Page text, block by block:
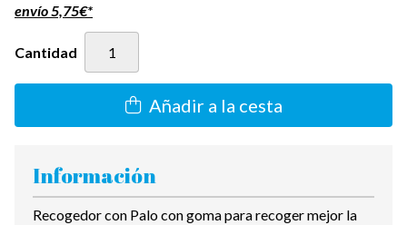
envío5,75€*
Cantidad
Añadir a la cesta
Información
Recogedor con Palo con goma para recoger mejor la